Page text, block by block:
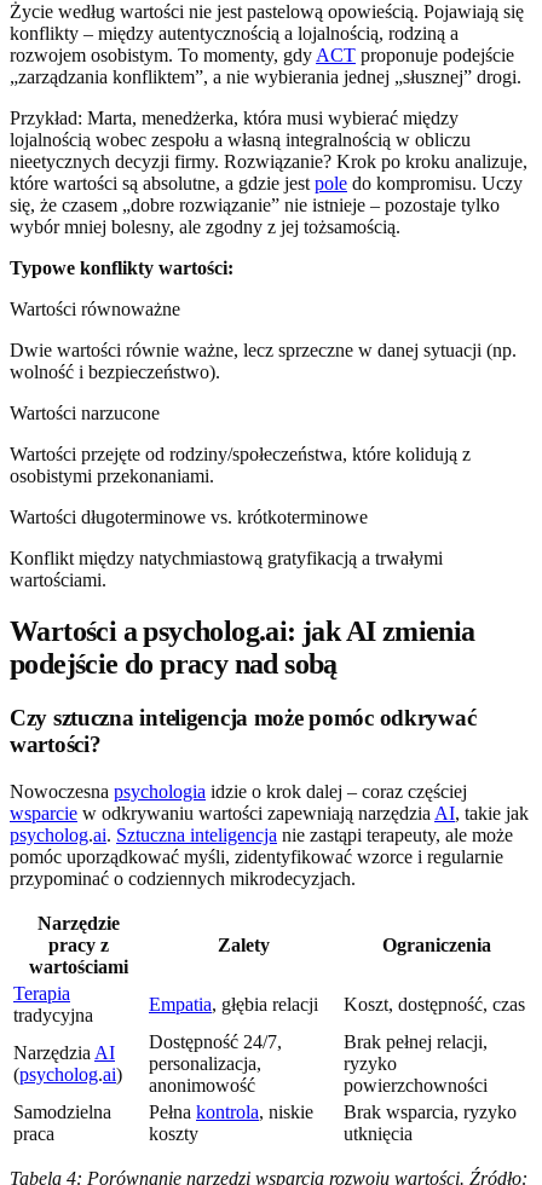
Życie według wartości nie jest pastelową opowieścią. Pojawiają się
konflikty – między autentycznością a lojalnością, rodziną a
rozwojem osobistym. To momenty, gdyACT proponuje podejście
„zarządzania konfliktem”, a nie wybierania jednej „słusznej” drogi.
Przykład: Marta, menedżerka, która musi wybierać między
lojalnością wobec zespołu a własną integralnością w obliczu
nieetycznych decyzji firmy. Rozwiązanie? Krok po kroku analizuje,
które wartości są absolutne, a gdzie jestpole do kompromisu. Uczy
się, że czasem „dobre rozwiązanie” nie istnieje – pozostaje tylko
wybór mniej bolesny, ale zgodny z jej tożsamością.
Typowe konflikty wartości:
Wartości równoważne
Dwie wartości równie ważne, lecz sprzeczne w danej sytuacji (np.
wolność i bezpieczeństwo).
Wartości narzucone
Wartości przejęte od rodziny/społeczeństwa, które kolidują z
osobistymi przekonaniami.
Wartości długoterminowe vs. krótkoterminowe
Konflikt między natychmiastową gratyfikacją a trwałymi
wartościami.
Wartości a psycholog.ai: jak AI zmienia
podejście do pracy nad sobą
Czy sztuczna inteligencja może pomóc odkrywać
wartości?
Nowoczesna psychologia idzie o krok dalej – coraz częściej
wsparcie w odkrywaniu wartości zapewniają narzędzia AI, takie jak
psycholog.ai. Sztuczna inteligencja nie zastąpi terapeuty, ale może
pomóc uporządkować myśli, zidentyfikować wzorce i regularnie
przypominać o codziennych mikrodecyzjach.
Narzędzie
pracy z
wartościami
Zalety Ograniczenia
Terapia
tradycyjna
Empatia, głębia relacji Koszt, dostępność, czas
Narzędzia AI
(psycholog.ai)
Dostępność 24/7,
personalizacja,
anonimowość
Brak pełnej relacji,
ryzyko
powierzchowności
Samodzielna
praca
Pełna kontrola, niskie
koszty
Brak wsparcia, ryzyko
utknięcia
Tabela 4: Porównanie narzędzi wsparcia rozwoju wartości. Źródło: